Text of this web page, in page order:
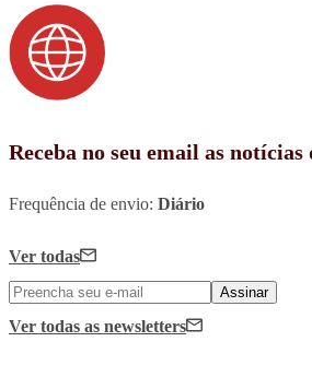
Receba no seu email as
Frequência de envio: Diário
Ver todas
Assinar
Ver todas as newsletters